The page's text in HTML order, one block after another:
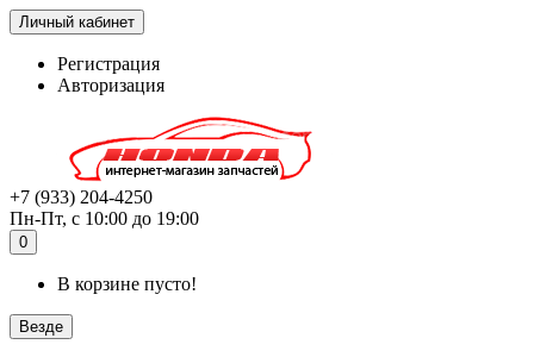
Личный кабинет
Регистрация
Авторизация
+7 (933) 204-4250
Пн-Пт, с 10:00 до 19:00
0
В корзине пусто!
Везде